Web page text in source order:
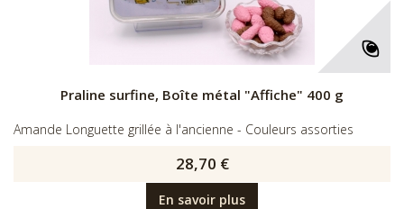
Praline surfine, Boîte métal "Affiche" 400 g
Amande Longuette grillée à l'ancienne - Couleurs assorties
28,70 €
En savoir plus